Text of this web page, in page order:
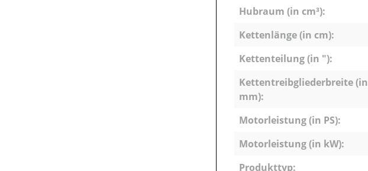
Hubraum (in cm³):
Kettenlänge (in cm):
Kettenteilung (in "):
Kettentreibgliederbreite (in
mm):
Motorleistung (in PS):
Motorleistung (in kW):
Produkttyp: